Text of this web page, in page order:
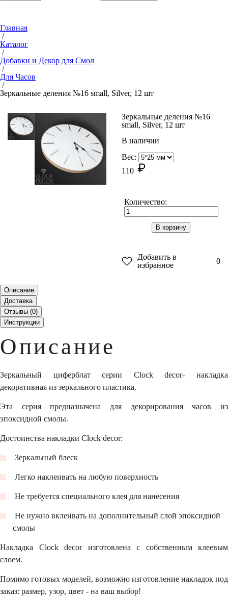
Главная
/
Каталог
/
Добавки и Декор для Смол
/
Для Часов
/
Зеркальные деления №16 small, Silver, 12 шт
Зеркальные деления №16
small, Silver, 12 шт
В наличии
Вес:
110
Количество:
В корзину
Добавить в
избранное
0
Описание
Доставка
Отзывы (0)
Инструкции
Описание
Зеркальный циферблат серии Clock decor- накладка
декоративная из зеркального пластика.
Эта серия предназначена для декорирования часов из
эпоксидной смолы.
Достоинства накладки Clock decor:
Зеркальный блеск
Легко наклеивать на любую поверхность
Не требуется специального клея для нанесения
Не нужно вклеивать на дополнительный слой эпоксидной
смолы
Накладка Clock decor изготовлена с собственным клеевым
слоем.
Помимо готовых моделей, возможно изготовление накладок под
заказ: размер, узор, цвет - на ваш выбор!